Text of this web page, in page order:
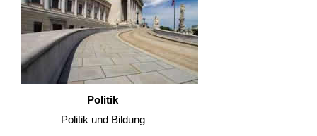
Politik
Politik und Bildung